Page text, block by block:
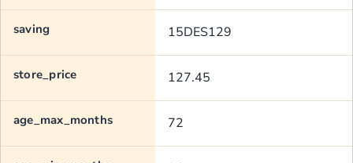
saving 15DES129
store_price 127.45
age_max_months 72